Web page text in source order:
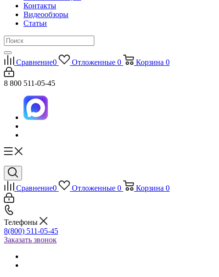
Контакты
Видеообзоры
Статьи
Сравнение0 Отложенные 0 Корзина 0
8 800 511-05-45
Сравнение0 Отложенные 0 Корзина 0
Телефоны
8(800) 511-05-45
Заказать звонок